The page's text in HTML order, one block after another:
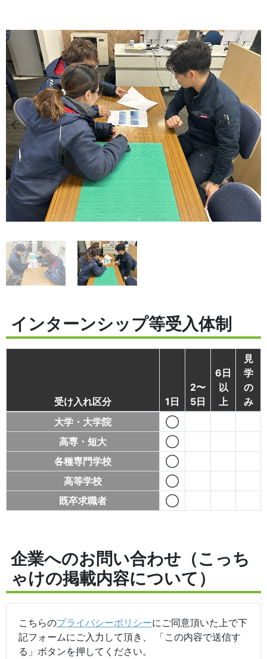
インターンシップ等受入体制
受け入れ区分 1日
2〜
5日
6日
以
上
見
学
の
み
大学・大学院
◯
高専・短大
◯
各種専門学校
◯
高等学校
◯
既卒求職者
◯
企業へのお問い合わせ（こっち
ゃけの掲載内容について）
こちらのプライバシーポリシーにご同意頂いた上で下
記フォームにご入力して頂き、 「この内容で送信す
る」ボタンを押してください。